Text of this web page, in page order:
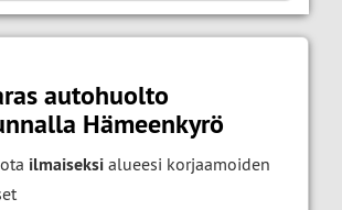
autohuolto
Hämeenkyrö
ilmaiseksi alueesi korjaamoiden